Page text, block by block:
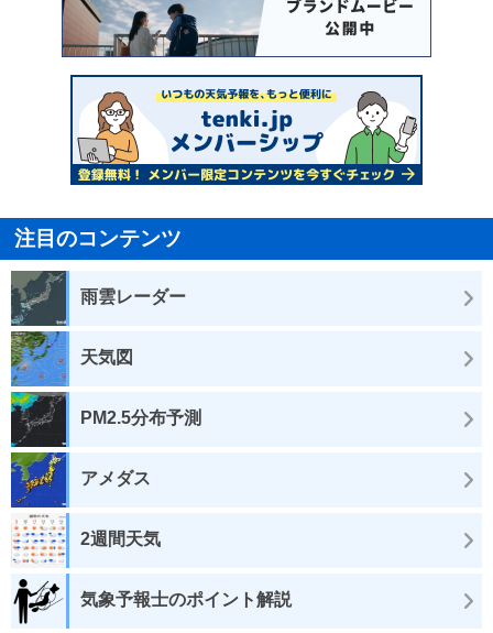
注目のコンテンツ
雨雲レーダー
天気図
PM2.5分布予測
アメダス
2週間天気
気象予報士のポイント解説